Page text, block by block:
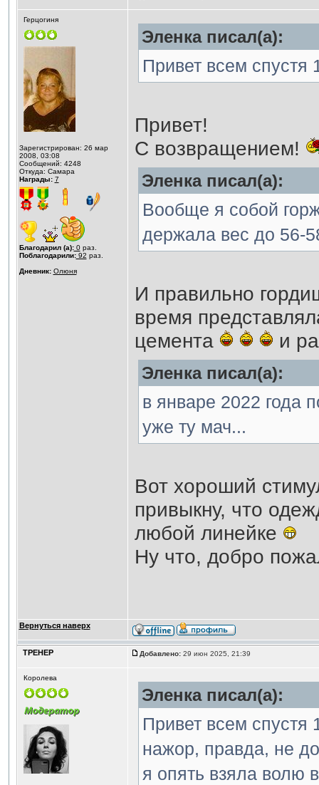
Герцогиня
Зарегистрирован: 26 мар
2008, 03:08
Сообщений: 4248
Откуда: Самара
Награды: 7
Благодарил (а):0раз.
Поблагодарили:92 раз.
Дневник: Олюня
Эленка писал(а):
Привет всем спустя
Привет!
С возвращением!
Эленка писал(а):
Вообще я собой
держала вес до 56-
И правильно
время
цемента
и
Эленка писал(а):
в январе 2022 года
уже ту мач...
Вот хороший
привыкну, что
любой линейке
Ну что, добро
Вернуться наверх
ТРЕНЕР Добавлено:29 июн 2025, 21:39
Королева
Эленка писал(а):
Привет всем спустя
нажор, правда, не до
я опять взяла волю